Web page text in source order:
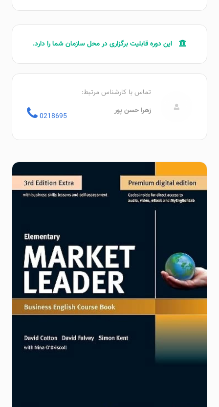
این دوره قابلیت برگزاری در محل سازمان‌ شما را دارد.
تماس با کارشناس مرتبط:
زهرا حسن پور
0218695